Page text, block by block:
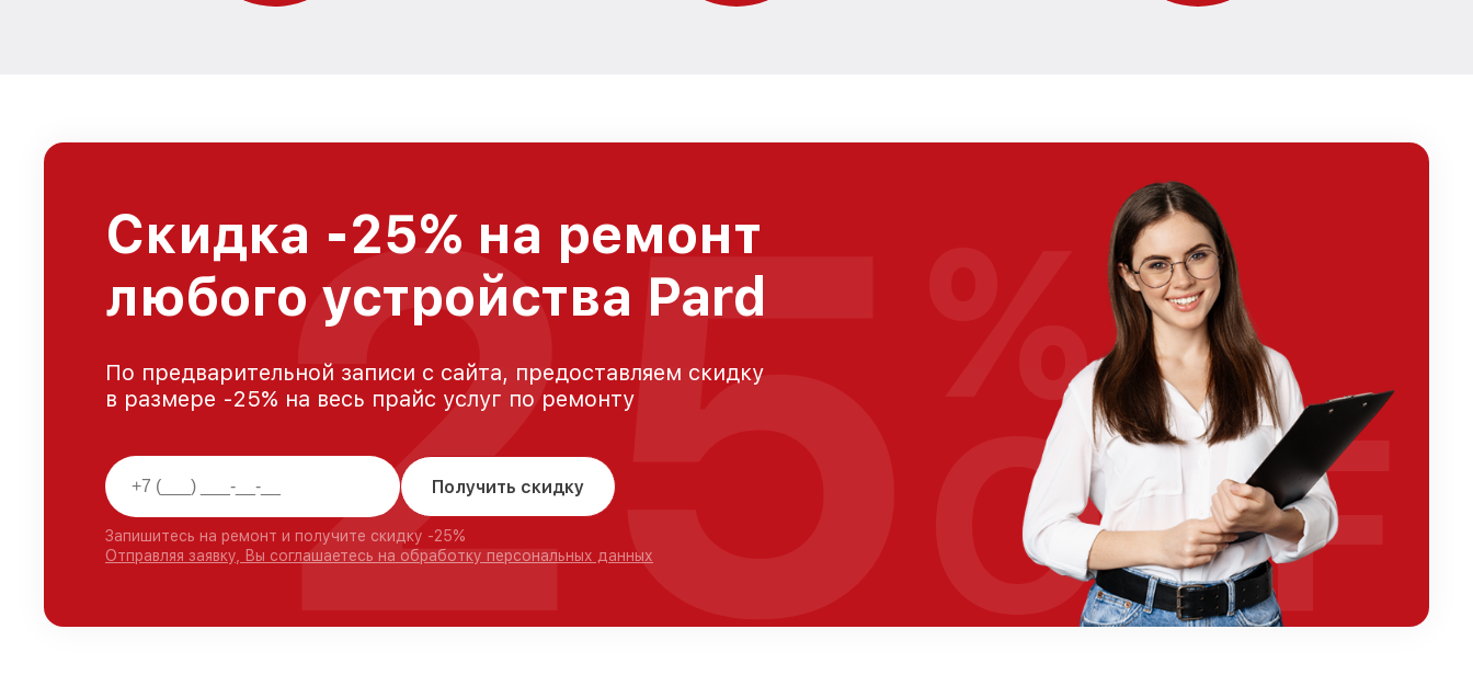
Скидка -25% на ремонт
любого устройства Pard
По предварительной записи с сайта, предоставляем скидку
в размере -25% на весь прайс услуг по ремонту
Получить скидку
Запишитесь на ремонт и получите скидку -25%
Отправляя заявку, Вы соглашаетесь на обработку персональных данных
25 %
OFF